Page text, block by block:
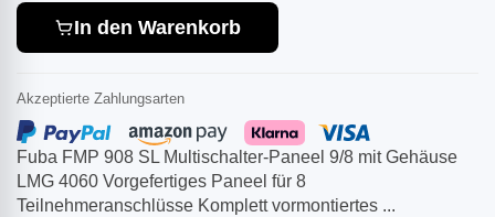
Fuba FMP 908 SL Multischalter-Paneel 9/8 mit Gehäuse
LMG 4060 Vorgefertiges Paneel für 8
Teilnehmeranschlüsse Komplett vormontiertes ...
In den Warenkorb
Akzeptierte Zahlungsarten